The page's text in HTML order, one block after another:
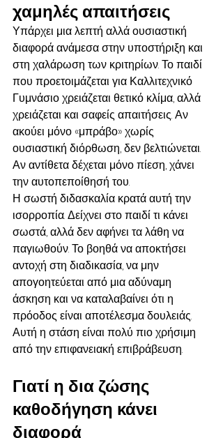
χαμηλές απαιτήσεις
Υπάρχει μια λεπτή αλλά ουσιαστική
διαφορά ανάμεσα στην υποστήριξη και
στη χαλάρωση των κριτηρίων. Το παιδί
που προετοιμάζεται για Καλλιτεχνικό
Γυμνάσιο χρειάζεται θετικό κλίμα, αλλά
χρειάζεται και σαφείς απαιτήσεις. Αν
ακούει μόνο «μπράβο» χωρίς
ουσιαστική διόρθωση, δεν βελτιώνεται.
Αν αντίθετα δέχεται μόνο πίεση, χάνει
την αυτοπεποίθησή του.
Η σωστή διδασκαλία κρατά αυτή την
ισορροπία. Δείχνει στο παιδί τι κάνει
σωστά, αλλά δεν αφήνει τα λάθη να
παγιωθούν. Το βοηθά να αποκτήσει
αντοχή στη διαδικασία, να μην
απογοητεύεται από μια αδύναμη
άσκηση και να καταλαβαίνει ότι η
πρόοδος είναι αποτέλεσμα δουλειάς.
Αυτή η στάση είναι πολύ πιο χρήσιμη
από την επιφανειακή επιβράβευση.
Γιατί η δια ζώσης
καθοδήγηση κάνει
διαφορά